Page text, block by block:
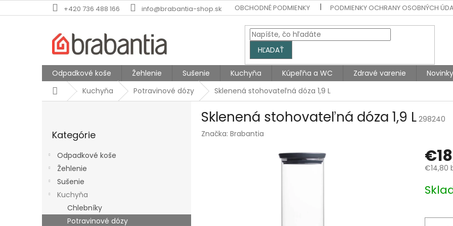
na
+420 736 488 166 info@brabantia-shop.sk OBCHODNÉ PODMIENKY PODMIENKY OCHRANY OSOBNÝCH
HĽADAŤ
Odpadkové koše Žehlenie Sušenie Kuchyňa Kúpeľňa a WC Zdravé varenie
DomovKuchyňa Potravinové dózy Sklenená stohovateľná dóza 1,9 L
kategórie
Kategórie
Odpadkové koše
Žehlenie
Sušenie
Kuchyňa
Chlebníky
Potravinové dózy
Sklenená stohovateľná dóza 1,9 L 298240
Značka: Brabantia
€14,80
cena: